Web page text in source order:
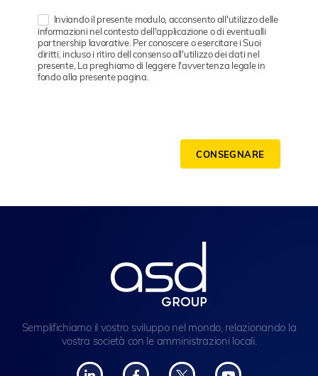
Inviando il presente modulo, acconsento all'utilizzo delle
informazioni nel contesto dell'applicazione o di eventualli
partnership lavorative. Per conoscere o esercitare i Suoi
diritti, incluso i ritiro dell consenso all'utilizzo dei dati nel
presente, La preghiamo di leggere l'avvertenza legale in
fondo alla presente pagina.
CONSEGNARE
Semplifichiamo il vostro sviluppo nel mondo, relazionando la
vostra società con le amministrazioni locali.